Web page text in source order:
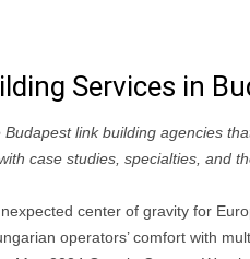
Services in
Budapest link building agencies
case studies, specialties, and
center of gravity for
operators’ comfort with